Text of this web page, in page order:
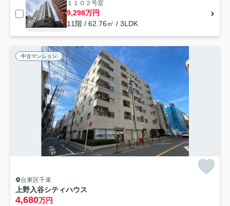
１１０２号室
9,298万円
11階 / 62.76㎡ / 3LDK
中古マンション
台東区千束
上野入谷シティハウス
4,680万円